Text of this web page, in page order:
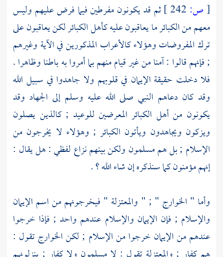
[ص:
ثم قد يكونون مفرطين فيما فرض عليهم وليس
معهم من الكبائر ما يعاقبون عليه كأهل الكبائر لكن يعاقبون على
ترك المفروضات وهؤلاءكالأعراب المذكورين في الآية وغيرهم
; فإنهم قالوا : آمنا من غير قيام منهم بما أمروا به باطنا وظاهرا .
فلا دخلت حقيقة الإيمان في قلوبهم ولا جاهدوا في سبيل الله
وقد كان دعاهم النبي صلى الله عليه وسلم إلى الجهاد وقد
يكونون من أهل الكبائر المعرضين للوعيد ; كالذين يصلون
ويزكون ويجاهدون ويأتون الكبائر ; وهؤلاء لا يخرجون من
الإسلام ; بل هم مسلمون ولكن بينهم نزاع لفظي : هل يقال :
إنهم مؤمنون كما سنذكره إن شاء الله ؟ .
وأما " الخوارج " ; " والمعتزلة " فيخرجونهم من اسم الإيمان
والإسلام ; فإن الإيمان والإسلام عندهم واحد ; فإذا خرجوا
عندهم من الإيمان خرجوا من الإسلام ; لكنالخوارجتقول :